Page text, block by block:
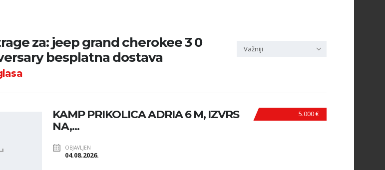
za: jeep grand cherokee 3 0
besplatna dostava
Važniji
5.000 €
KAMP PRIKOLICA ADRIA 6 M, IZVRS
NA,...
OBJAVLJEN
04.08.2026.